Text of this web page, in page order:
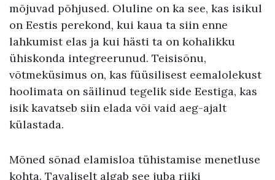
mõjuvad põhjused. Oluline on ka see, kas isikul
on Eestis perekond, kui kaua ta siin enne
lahkumist elas ja kui hästi ta on kohalikku
ühiskonda integreerunud. Teisisõnu,
võtmeküsimus on, kas füüsilisest eemalolekust
hoolimata on säilinud tegelik side Eestiga, kas
isik kavatseb siin elada või vaid aeg-ajalt
külastada.
Mõned sõnad elamisloa tühistamise menetluse
kohta. Tavaliselt algab see juba riiki